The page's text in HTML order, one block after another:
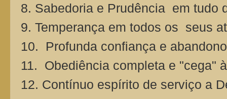
8. Sabedoria e Prudência em tudo
9. Temperança em todos os seus
10. Profunda confiança e
11. Obediência completa e "cega"
12. Contínuo espírito de serviço a